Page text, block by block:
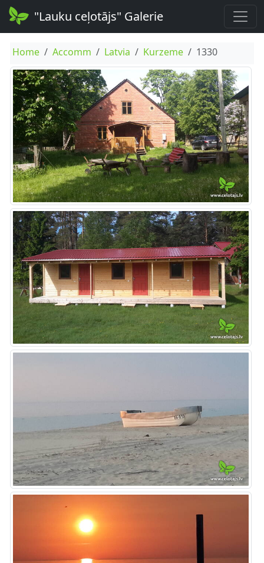
"Lauku ceļotājs" Galerie
Home Accomm Latvia Kurzeme 1330